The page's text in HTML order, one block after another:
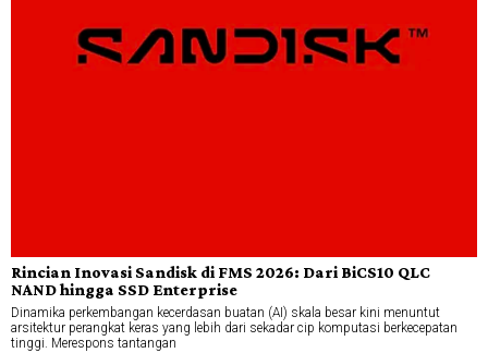
Rincian Inovasi Sandisk di FMS 2026: Dari BiCS10 QLC
NAND hingga SSD Enterprise
Dinamika perkembangan kecerdasan buatan (AI) skala besar kini menuntut
arsitektur perangkat keras yang lebih dari sekadar cip komputasi berkecepatan
tinggi. Merespons tantangan